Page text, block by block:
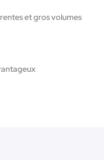
et gros volumes